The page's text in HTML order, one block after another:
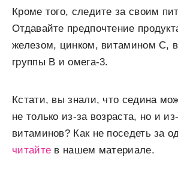
Кроме того, следите за своим
Отдавайте предпочтение
железом, цинком, витамином С,
группы В и омега-3.
Кстати, вы знали, что седина
не только из-за возраста, но и
витаминов? Как не поседеть за
читайте в нашем материале.